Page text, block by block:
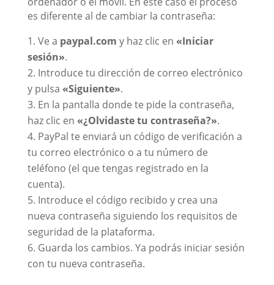
es diferente al de cambiar la contraseña:
Ve a paypal.com y haz clic en «Iniciar
sesión».
Introduce tu dirección de correo electrónico
y pulsa «Siguiente».
En la pantalla donde te pide la contraseña,
haz clic en «¿Olvidaste tu contraseña?».
PayPal te enviará un código de verificación a
tu correo electrónico o a tu número de
teléfono (el que tengas registrado en la
cuenta).
Introduce el código recibido y crea una
nueva contraseña siguiendo los requisitos de
seguridad de la plataforma.
Guarda los cambios. Ya podrás iniciar sesión
con tu nueva contraseña.